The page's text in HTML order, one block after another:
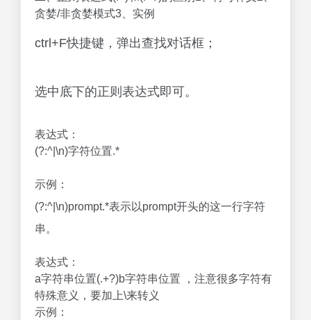
贪婪/非贪婪模式3、实例
ctrl+F快捷键，弹出查找对话框；
选中底下的正则表达式即可。
表达式：
(?:^|\n)字符位置.*
示例：
(?:^|\n)prompt.*表示以prompt开头的这一行字符
串。
表达式：
a字符串位置(.+?)b字符串位置 ，注意很多字符有
特殊意义，要加上\来转义
示例：